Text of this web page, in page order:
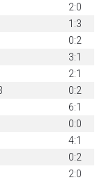
2:0
1:3
0:2
3:1
2:1
0:2
6:1
0:0
4:1
0:2
2:0